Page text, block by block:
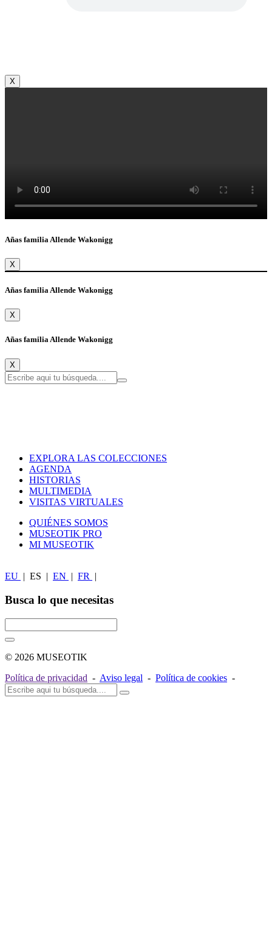
X
Añas familia Allende Wakonigg
X
Añas familia Allende Wakonigg
X
Añas familia Allende Wakonigg
X
EXPLORA LAS COLECCIONES
AGENDA
HISTORIAS
MULTIMEDIA
VISITAS VIRTUALES
QUIÉNES SOMOS
MUSEOTIK PRO
MI MUSEOTIK
EU | ES | EN | FR |
Busca lo que necesitas
© 2026 MUSEOTIK
Política de privacidad - Aviso legal - Política de cookies -